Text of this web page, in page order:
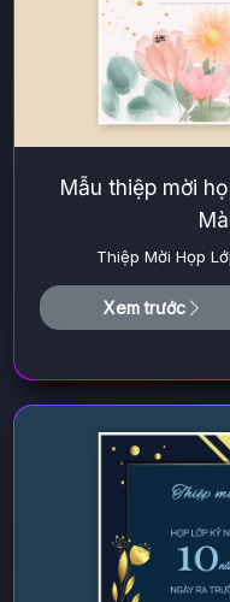
Mẫu thiệp mời
Thiệp Mời Họp
Xem trước